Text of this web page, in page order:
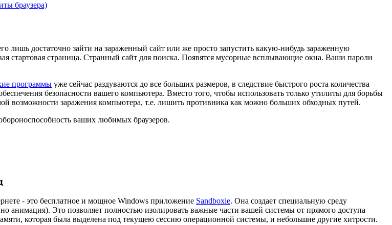
браузера)
лишь достаточно зайти на зараженный сайт или же просто запустить какую-нибудь зараженную
стартовая страница. Странный сайт для поиска. Появятся мусорные всплывающие окна. Ваши пароли
программы уже сейчас раздуваются до все больших размеров, в следствие быстрого роста количества
безопасности вашего компьютера. Вместо того, чтобы использовать только утилиты для борьбы
возможности заражения компьютера, т.е. лишить противника как можно больших обходных путей.
ваших любимых браузеров.
- это бесплатное и мощное Windows приложение Sandboxie. Она создает специальную среду
анимация). Это позволяет полностью изолировать важные части вашей системы от прямого доступа
которая была выделена под текущею сессию операционной системы, и небольшие другие хитрости.